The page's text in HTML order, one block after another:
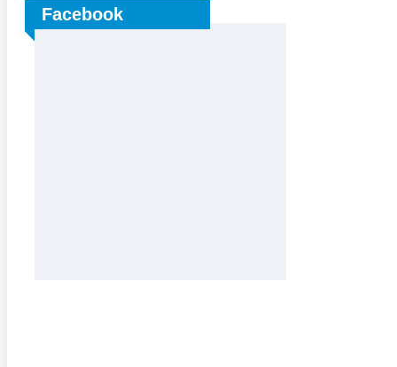
Facebook